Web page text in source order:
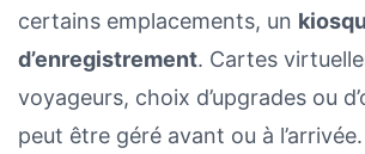
certains emplacements, un
d’enregistrement. Cartes
voyageurs, choix d’upgrades ou
peut être géré avant ou à